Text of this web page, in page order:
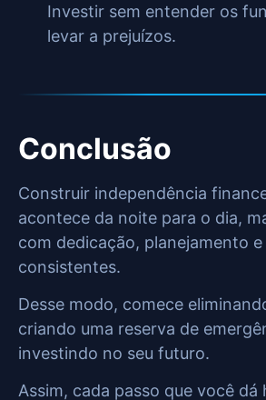
Investir sem entender os
levar a prejuízos.
Conclusão
Construir independência
acontece da noite para o dia,
com dedicação, planejamento e
consistentes.
Desse modo, comece
criando uma reserva de
investindo no seu futuro.
Assim, cada passo que você dá